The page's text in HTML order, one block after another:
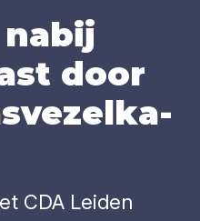
door
CDA Leiden